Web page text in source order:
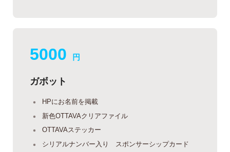
5000 円
ガボット
HPにお名前を掲載
新色OTTAVAクリアファイル
OTTAVAステッカー
シリアルナンバー入り スポンサーシップカード